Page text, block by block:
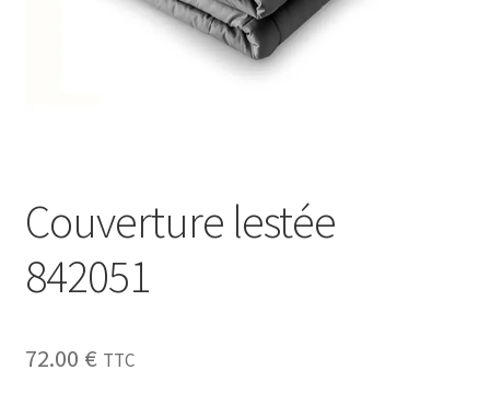
Couverture lestée
842051
72.00 € TTC